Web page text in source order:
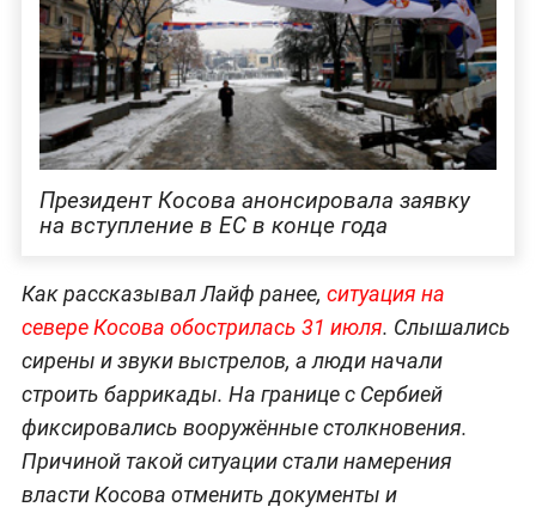
Президент Косова анонсировала заявку
на вступление в ЕС в конце года
Как рассказывал Лайф ранее, ситуация на
севере Косова обострилась 31 июля. Слышались
сирены и звуки выстрелов, а люди начали
строить баррикады. На границе с Сербией
фиксировались вооружённые столкновения.
Причиной такой ситуации стали намерения
власти Косова отменить документы и